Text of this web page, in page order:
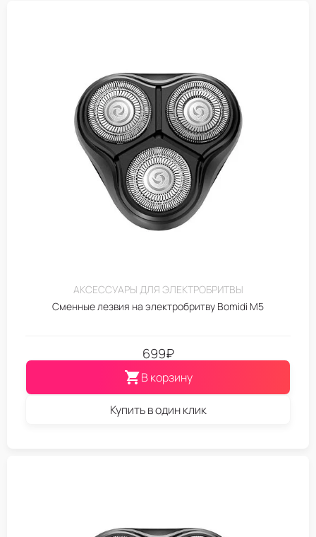
АКСЕССУАРЫ ДЛЯ ЭЛЕКТРОБРИТВЫ
Сменные лезвия на электробритву Bomidi M5
699₽
В корзину
Купить в один клик